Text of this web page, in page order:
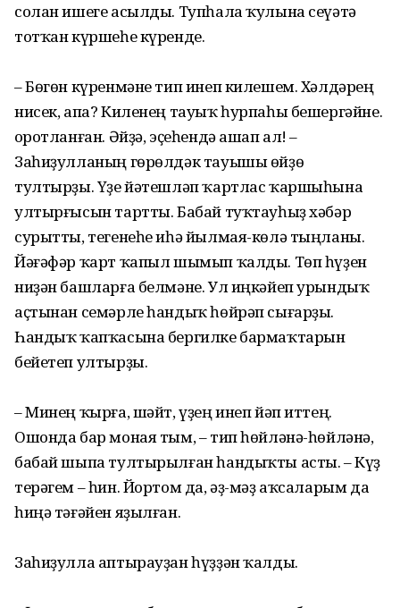
солан ишеге асылды. Тупһала ҡулына сеүәтә
тотҡан күршеһе күренде.
– Бөгөн күренмәне тип инеп килешем. Хәлдәрең
нисек, апа? Киленең тауыҡ һурпаһы бешергәйне.
Ҡоротланған. Әйҙә, эҫеһендә ашап ал! –
Заһиҙулланың гөрөлдәк тауышы өйҙө
тултырҙы. Үҙе йәтешләп ҡартлас ҡаршыһына
ултырғысын тартты. Бабай туҡтауһыҙ хәбәр
сурытты, тегенеһе иһә йылмая-көлә тыңланы.
Йәғәфәр ҡарт ҡапыл шымып ҡалды. Төп һүҙен
ниҙән башларға белмәне. Ул иңкәйеп урындыҡ
аҫтынан семәрле һандыҡ һөйрәп сығарҙы.
Һандыҡ ҡапҡасына бергилке бармаҡтарын
бейетеп ултырҙы.
– Минең ҡырға, шәйт, үҙең инеп йәп иттең.
Ошонда бар моная тым, – тип һөйләнә-һөйләнә,
бабай шыпа тултырылған һандыҡты асты. – Күҙ
терәгем – һин. Йортом да, әҙ-мәҙ аҡсаларым да
һиңә тәғәйен яҙылған.
Заһиҙулла аптырауҙан һүҙҙән ҡалды.